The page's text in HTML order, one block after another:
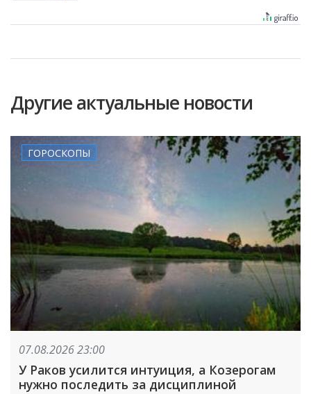
Другие актуальные новости
ГОРОСКОПЫ
07.08.2026 23:00
У Раков усилится интуиция, а Козерогам
нужно последить за дисциплиной